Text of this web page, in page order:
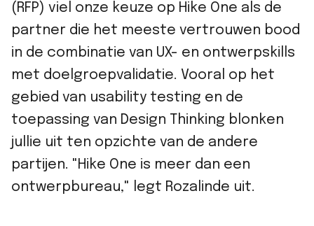
(RFP) viel onze keuze op Hike One als de
partner die het meeste vertrouwen bood
in de combinatie van UX- en ontwerpskills
met doelgroepvalidatie. Vooral op het
gebied van usability testing en de
toepassing van Design Thinking blonken
jullie uit ten opzichte van de andere
partijen. "Hike One is meer dan een
ontwerpbureau," legt Rozalinde uit.